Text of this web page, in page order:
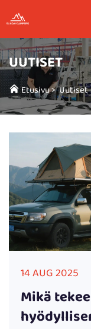
UUTISET
Etusivu>Uutiset
14 AUG 2025
Mikä